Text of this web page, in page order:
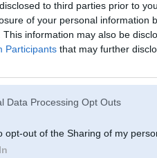
to third parties prior to
of your personal information
This information may also be
Participants that may further
Data Processing Opt Outs
opt-out of the Sharing of my
https://youtu.be/LUOxi3J89Hk